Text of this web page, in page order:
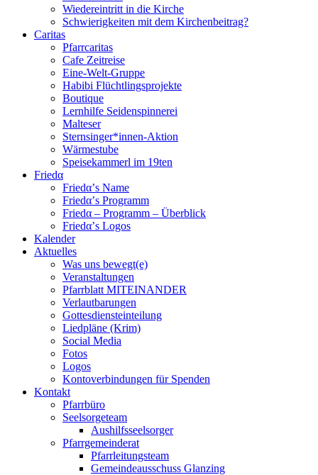
Wiedereintritt in die Kirche
Schwierigkeiten mit dem Kirchenbeitrag?
Caritas
Pfarrcaritas
Cafe Zeitreise
Eine-Welt-Gruppe
Habibi Flüchtlingsprojekte
Boutique
Lernhilfe Seidenspinnerei
Malteser
Sternsinger*innen-Aktion
Wärmestube
Speisekammerl im 19ten
Friedα
Friedα’s Name
Friedα’s Programm
Friedα – Programm – Überblick
Friedα’s Logos
Kalender
Aktuelles
Was uns bewegt(e)
Veranstaltungen
Pfarrblatt MITEINANDER
Verlautbarungen
Gottesdiensteinteilung
Liedpläne (Krim)
Social Media
Fotos
Logos
Kontoverbindungen für Spenden
Kontakt
Pfarrbüro
Seelsorgeteam
Aushilfsseelsorger
Pfarrgemeinderat
Pfarrleitungsteam
Gemeindeausschuss Glanzing